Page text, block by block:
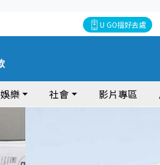
U GO搵好去處
娛樂 社會 影片專區